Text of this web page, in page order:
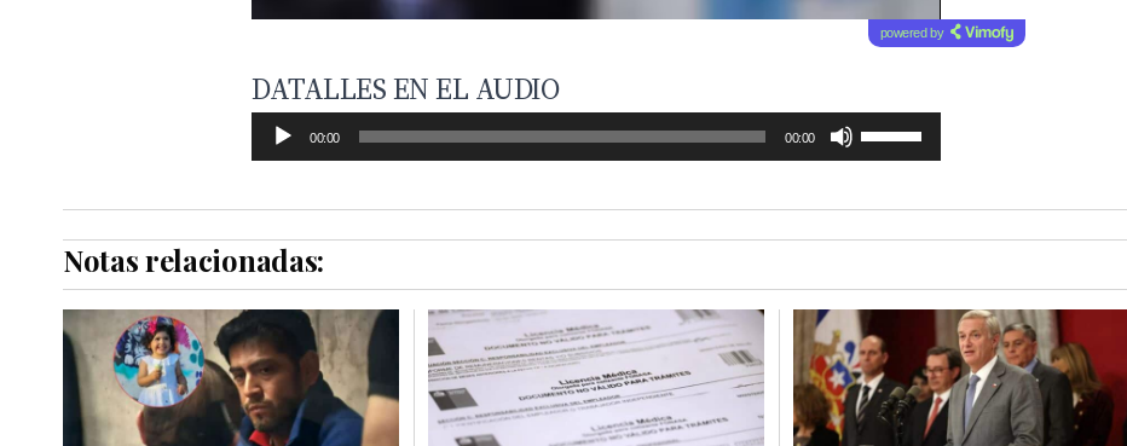
powered by
DATALLES EN EL AUDIO
00:00 00:00
Utiliza
Flechas
Arriba/Abajo
para
Notas relacionadas: